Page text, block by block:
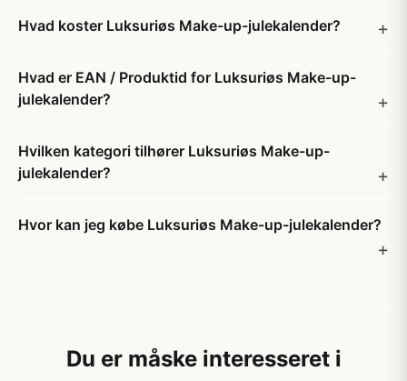
Hvad koster Luksuriøs Make-up-julekalender?
Hvad er EAN / Produktid for Luksuriøs Make-up-
julekalender?
Hvilken kategori tilhører Luksuriøs Make-up-
julekalender?
Hvor kan jeg købe Luksuriøs Make-up-julekalender?
Du er måske interesseret i